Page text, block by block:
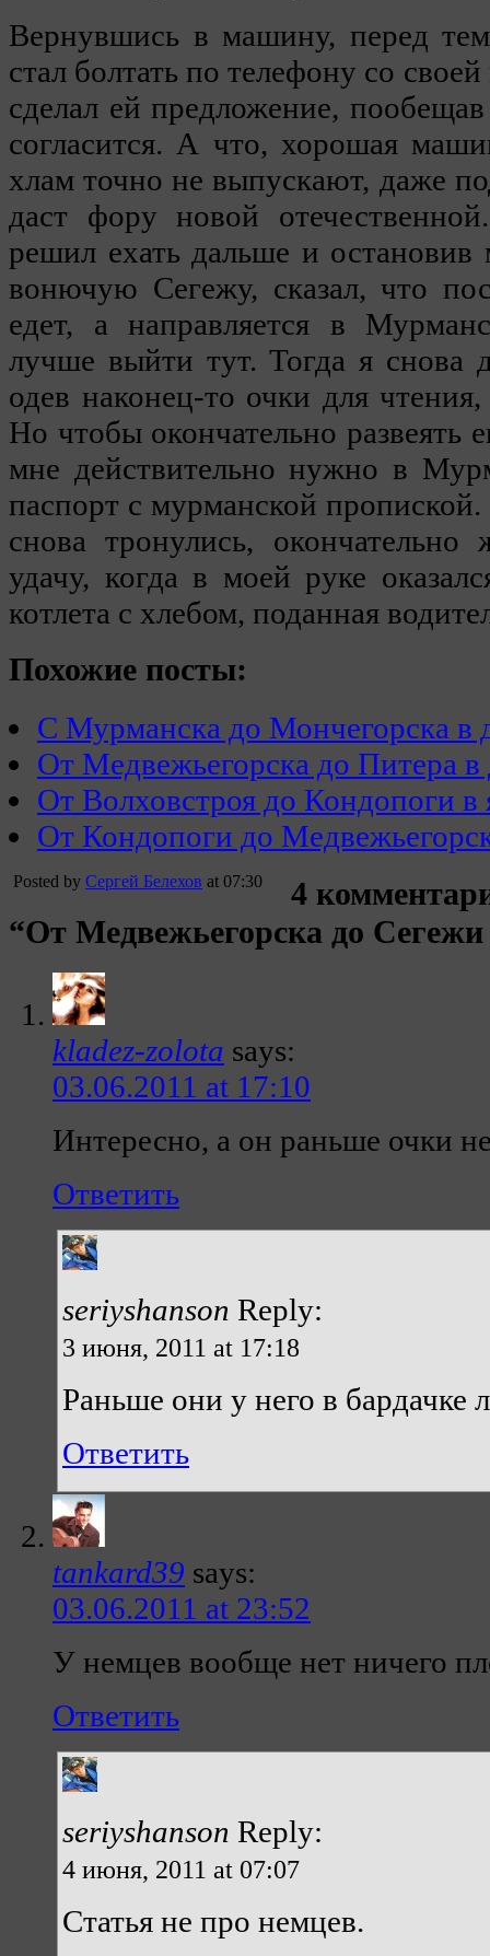
Вернувшись в машину, перед
стал болтать по телефону со
сделал ей предложение,
согласится. А что, хорошая
хлам точно не выпускают, даже
даст фору новой
решил ехать дальше и
вонючую Сегежу, сказал, что
едет, а направляется в
лучше выйти тут. Тогда я снова
одев наконец-то очки для
Но чтобы окончательно развеять
мне действительно нужно в
паспорт с мурманской
снова тронулись,
удачу, когда в моей руке
котлета с хлебом, поданная
Похожие посты:
С Мурманска до Мончегорска в
От Медвежьегорска до Питера в
От Волховстроя до Кондопоги в
От Кондопоги до
Posted by Сергей Белехов at 07:30
4
“От Медвежьегорска до Сегежи
kladez-zolota says:
03.06.2011 at 17:10
Интересно, а он раньше очки
Ответить
seriyshanson Reply:
3 июня, 2011 at 17:18
Раньше они у него в бардачке
Ответить
tankard39 says:
03.06.2011 at 23:52
У немцев вообще нет ничего
Ответить
seriyshanson Reply:
4 июня, 2011 at 07:07
Статья не про немцев.